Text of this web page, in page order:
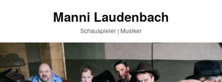
Manni Laudenbach
Schauspieler | Musiker